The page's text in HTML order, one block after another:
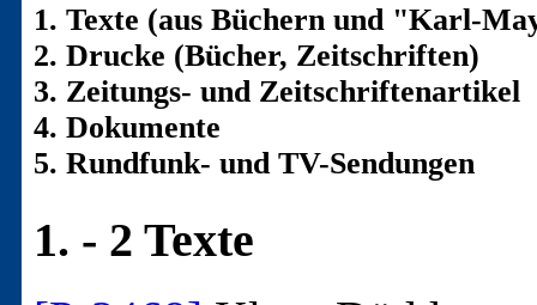
1. Texte (aus Büchern und "Karl-
2. Drucke (Bücher, Zeitschriften)
3. Zeitungs- und Zeitschriftenartikel
4. Dokumente
5. Rundfunk- und TV-Sendungen
1. - 2 Texte